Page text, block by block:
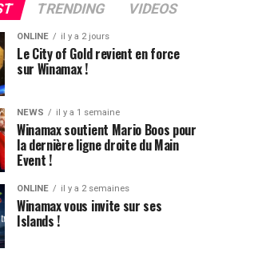
TRENDING VIDEOS
ONLINE il y a 2 jours
Le City of Gold revient en force
sur Winamax !
NEWS il y a 1 semaine
Winamax soutient Mario Boos pour
la dernière ligne droite du Main
Event !
ONLINE il y a 2 semaines
Winamax vous invite sur ses
Islands !